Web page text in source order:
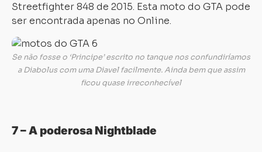
Streetfighter 848 de 2015. Esta moto do GTA pode
ser encontrada apenas no Online.
Se não fosse o ‘Principe’ escrito no tanque nos confundiríamos
a Diabolus com uma Diavel facilmente. Ainda bem que assim
ficou quase irreconhecível
7 – A poderosa Nightblade